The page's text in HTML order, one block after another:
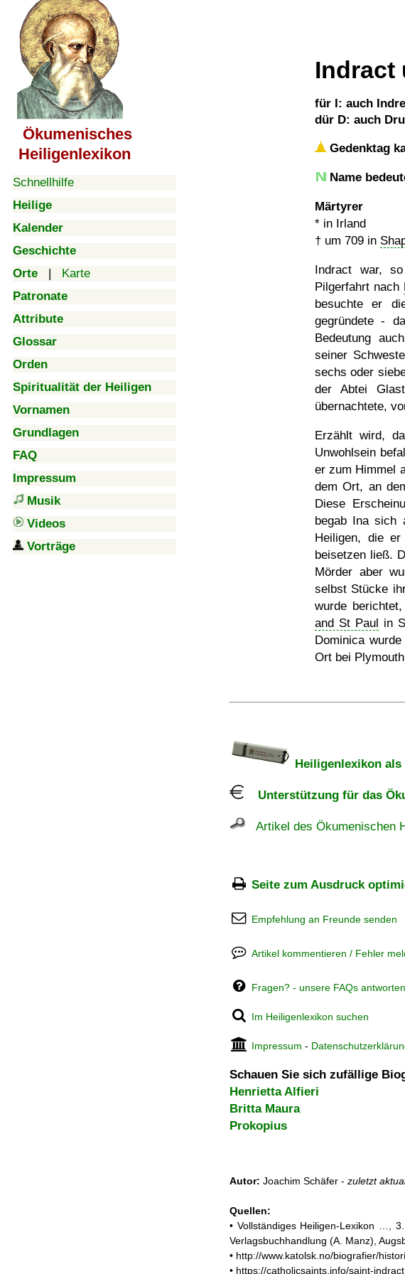
Ökumenisches
Heiligenlexikon
Schnellhilfe
Heilige
Kalender
Geschichte
Orte | Karte
Patronate
Attribute
Glossar
Orden
Spiritualität der Heiligen
Vornamen
Grundlagen
FAQ
Impressum
Musik
Videos
Vorträge
Indract
für I: auch
dür D: auch
Gedenktag
Name
Märtyrer
* in Irland
† um 709 in
Indract war,
Pilgerfahrt nach
besuchte er
gegründete -
Bedeutung
seiner
sechs oder
der Abtei
übernachtete,
Erzählt wird,
Unwohlsein
er zum Himmel
dem Ort, an
Diese
begab Ina sich
Heiligen, die
beisetzen ließ.
Mörder aber
selbst Stücke
wurde
and St Paul in
Dominica
Ort bei
Heiligenlexikon als
Unterstützung für das
Artikel des Ökumenischen
Seite zum Ausdruck
Empfehlung an Freunde senden
Artikel kommentieren / Fehler
Fragen? - unsere FAQs
Im Heiligenlexikon suchen
Impressum -
Schauen Sie sich zufällige
Henrietta Alfieri
Britta Maura
Prokopius
Autor: Joachim Schäfer - zuletzt
Quellen:
• Vollständiges Heiligen-Lexikon …,
Verlagsbuchhandlung (A. Manz),
• http://www.katolsk.no/biografier/
• https://catholicsaints.info/saint-